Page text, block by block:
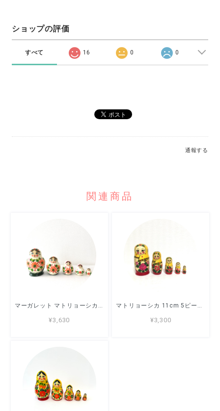
ショップの評価
すべて 16 0 0
通報する
関連商品
マーガレット マトリョーシカ 10cm 5ピース ロシア製 セミョーノフ
¥3,630
マトリョーシカ 11cm 5ピース 「ナースチャ」セミョーノフ
¥3,300